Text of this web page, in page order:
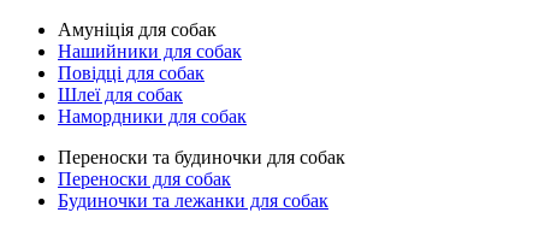
Амуніція для собак
Нашийники для собак
Повідці для собак
Шлеї для собак
Намордники для собак
Переноски та будиночки для собак
Переноски для собак
Будиночки та лежанки для собак